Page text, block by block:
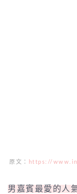
原文：
https://
男嘉賓最愛的人